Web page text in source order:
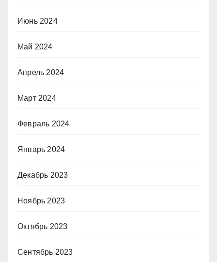
Июнь 2024
Май 2024
Апрель 2024
Март 2024
Февраль 2024
Январь 2024
Декабрь 2023
Ноябрь 2023
Октябрь 2023
Сентябрь 2023